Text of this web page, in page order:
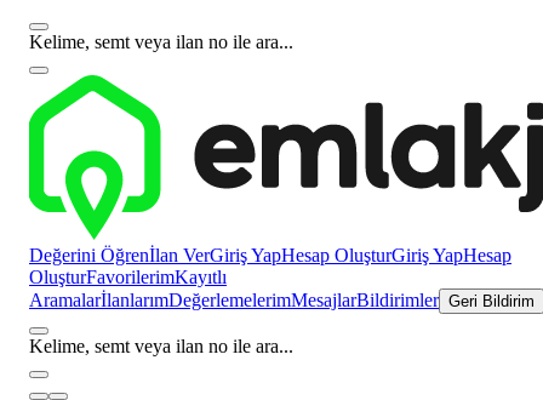
Kelime, semt veya ilan no ile ara...
Değerini Öğrenİlan VerGiriş YapHesap OluşturGiriş YapHesap
OluşturFavorilerimKayıtlı
AramalarİlanlarımDeğerlemelerimMesajlarBildirimler Geri Bildirim
Kelime, semt veya ilan no ile ara...